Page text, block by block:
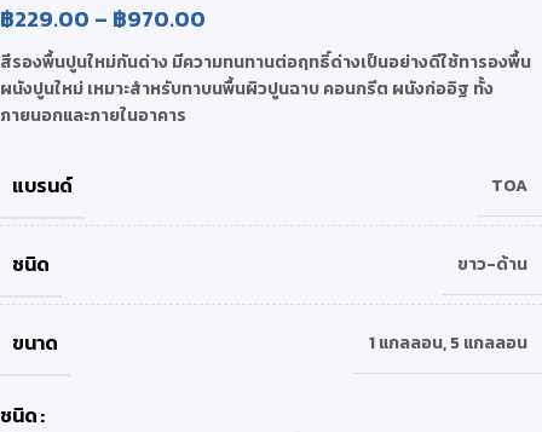
฿229.00 – ฿970.00
สีรองพื้นปูนใหม่กันด่าง มีความทนทานต่อฤทธิ์ด่างเป็นอย่างดีใช้ทารองพื้น
ผนังปูนใหม่ เหมาะสำหรับทาบนพื้นผิวปูนฉาบ คอนกรีต ผนังก่ออิฐ ทั้ง
ภายนอกและภายในอาคาร
แบรนด์ TOA
ชนิด ขาว-ด้าน
ขนาด 1 แกลลอน,5 แกลลอน
ชนิด